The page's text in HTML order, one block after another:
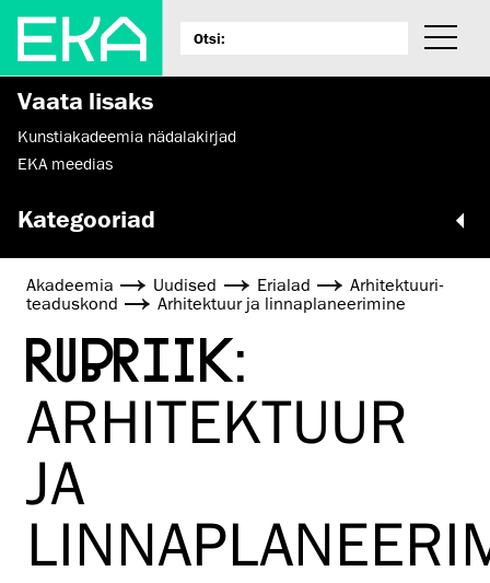
Vaata lisaks
Kunstiakadeemia nädalakirjad
EKA meedias
Kategooriad
Akadeemia Uudised Erialad
Arhitektuuri­
teaduskond
Arhitektuur ja linnaplaneerimine
RUBRIIK:
ARHITEKTUUR
JA